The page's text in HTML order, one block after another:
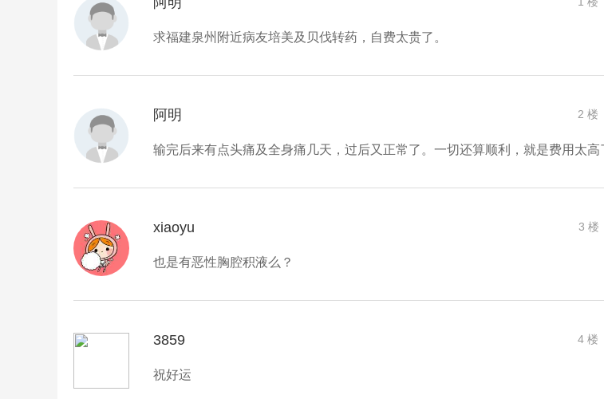
求福建泉州附近病友培美及贝伐转药，自费太贵了。
阿明 2 楼
输完后来有点头痛及全身痛几天，过后又正常了。一切还算顺利，就是费用太高
xiaoyu 3 楼
也是有恶性胸腔积液么？
3859 4 楼
祝好运